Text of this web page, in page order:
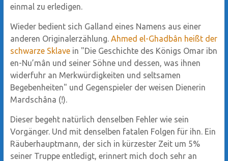
einmal zu erledigen.
Wieder bedient sich Galland eines Namens aus einer
anderen Originalerzählung. Ahmed el-Ghadbân heißt der
schwarze Sklavein "Die Geschichte des Königs Omar ibn
en-Nu’mân und seiner Söhne und dessen, was ihnen
widerfuhr an Merkwürdigkeiten und seltsamen
Begebenheiten" und Gegenspieler der weisen Dienerin
Mardschâna (!).
Dieser begeht natürlich denselben Fehler wie sein
Vorgänger. Und mit denselben fatalen Folgen für ihn. Ein
Räuberhauptmann, der sich in kürzester Zeit um 5%
seiner Truppe entledigt, erinnert mich doch sehr an